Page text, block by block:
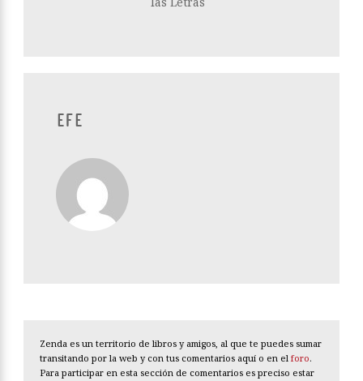
EFE
Zenda es un territorio de libros y amigos, al que te puedes sumar
transitando por la web y con tus comentarios aquí o en el foro.
Para participar en esta sección de comentarios es preciso estar